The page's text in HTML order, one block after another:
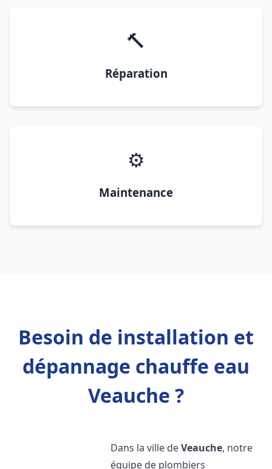
🔨
Réparation
⚙️
Maintenance
Besoin de installation et
dépannage chauffe eau
Veauche ?
Dans la ville deVeauche, notre
équipe de plombiers